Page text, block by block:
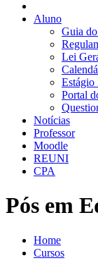
Aluno
Guia
Lei
Estágio
Portal
Notícias
Professor
Moodle
REUNI
CPA
Pós em
Home
Cursos